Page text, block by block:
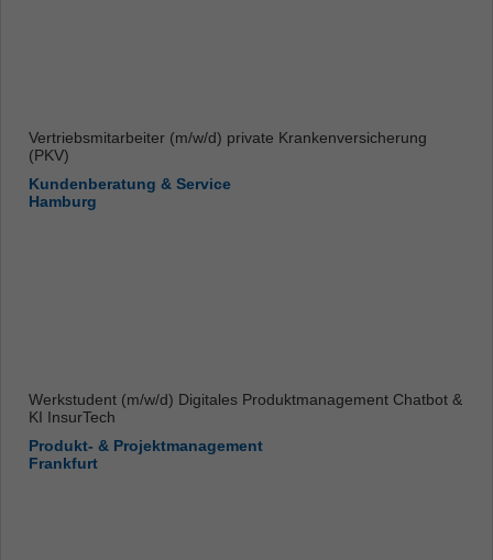
Vertriebsmitarbeiter (m/w/d) private Krankenversicherung
(PKV)
Kundenberatung & Service
Hamburg
Werkstudent (m/w/d) Digitales Produktmanagement Chatbot &
KI InsurTech
Produkt- & Projektmanagement
Frankfurt